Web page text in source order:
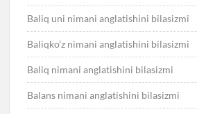
Baliq uni nimani anglatishini bilasizmi
Baliqko’z nimani anglatishini bilasizmi
Baliq nimani anglatishini bilasizmi
Balans nimani anglatishini bilasizmi